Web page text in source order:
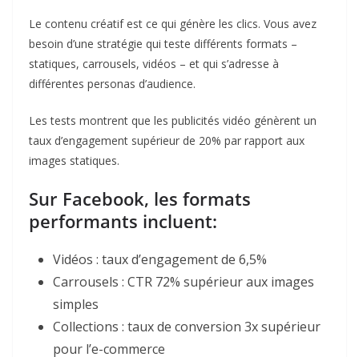
Le contenu créatif est ce qui génère les clics. Vous avez
besoin d’une stratégie qui teste différents formats –
statiques, carrousels, vidéos – et qui s’adresse à
différentes personas d’audience.​
Les tests montrent que les publicités vidéo génèrent un
taux d’engagement supérieur de 20% par rapport aux
images statiques.
Sur Facebook, les formats
performants incluent:​
Vidéos : taux d’engagement de 6,5%
Carrousels : CTR 72% supérieur aux images
simples
Collections : taux de conversion 3x supérieur
pour l’e-commerce